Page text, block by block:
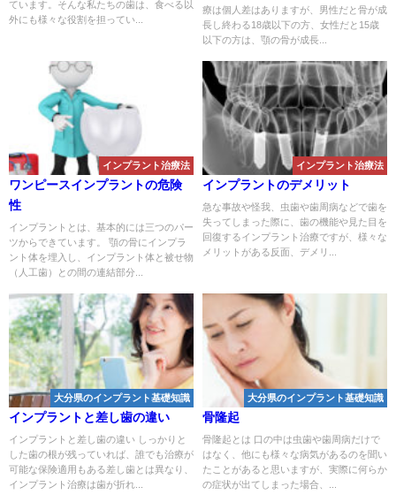
ています。そんな私たちの歯は、食べる以
外にも様々な役割を担ってい...
療は個人差はありますが、男性だと骨が成
長し終わる18歳以下の方、女性だと15歳
以下の方は、顎の骨が成長...
インプラント治療法
ワンピースインプラントの危険
性
インプラントとは、基本的には三つのパー
ツからできています。 顎の骨にインプラ
ント体を埋入し、インプラント体と被せ物
（人工歯）との間の連結部分...
インプラント治療法
インプラントのデメリット
急な事故や怪我、虫歯や歯周病などで歯を
失ってしまった際に、歯の機能や見た目を
回復するインプラント治療ですが、様々な
メリットがある反面、デメリ...
大分県のインプラント基礎知識
インプラントと差し歯の違い
インプラントと差し歯の違い しっかりと
した歯の根が残っていれば、誰でも治療が
可能な保険適用もある差し歯とは異なり、
インプラント治療は歯が折れ...
大分県のインプラント基礎知識
骨隆起
骨隆起とは 口の中は虫歯や歯周病だけで
はなく、他にも様々な病気があるのを聞い
たことがあると思いますが、実際に何らか
の症状が出てしまった場合、...